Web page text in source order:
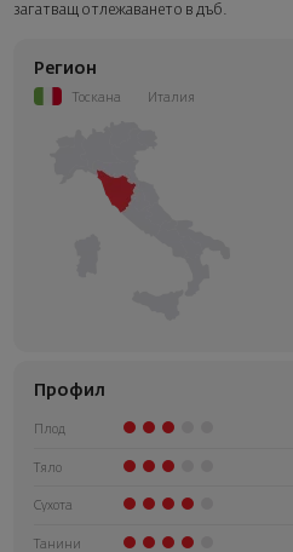
загатващ отлежаването в дъб.
Регион
Тоскана Италия
Профил
Плод
Тяло
Сухота
Танини